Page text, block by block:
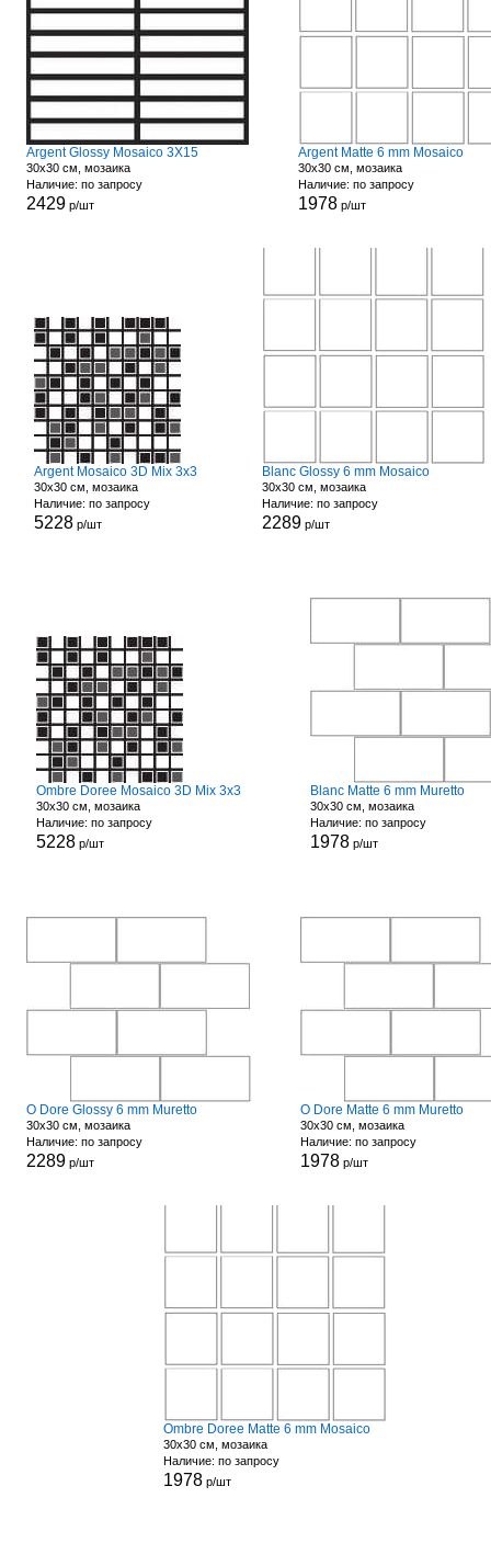
Argent Glossy Mosaico 3X15
30x30 см, мозаика
Наличие: по запросу
2429 р/шт
Argent Matte 6 mm Mosaico
30x30 см, мозаика
Наличие: по запросу
1978 р/шт
Argent Mosaico 3D Mix 3x3
30x30 см, мозаика
Наличие: по запросу
5228р/шт
Blanc Glossy 6 mm Mosaico
30x30 см, мозаика
Наличие: по запросу
2289 р/шт
Ombre Doree Mosaico 3D Mix 3x3
30x30 см, мозаика
Наличие: по запросу
5228 р/шт
Blanc Matte 6 mm Muretto
30x30 см, мозаика
Наличие: по запросу
1978 р/шт
O Dore Glossy 6 mm Muretto
30x30 см, мозаика
Наличие: по запросу
2289р/шт
O Dore Matte 6 mm Muretto
30x30 см, мозаика
Наличие: по запросу
1978р/шт
Ombre Doree Matte 6 mm Mosaico
30x30 см, мозаика
Наличие: по запросу
1978р/шт